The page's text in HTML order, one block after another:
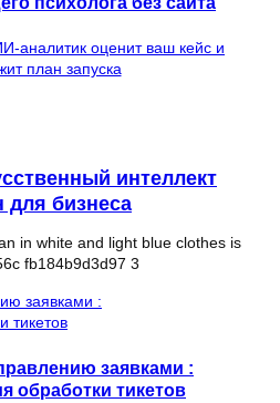
аналитик оценит ваш кейс и
план запуска
интеллект
для бизнеса
заявками :
обработки тикетов